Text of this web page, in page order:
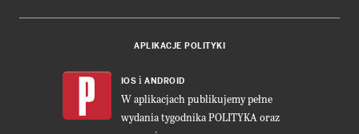
APLIKACJE POLITYKI
IOS i ANDROID
W aplikacjach publikujemy pełne
wydania tygodnika POLITYKA oraz